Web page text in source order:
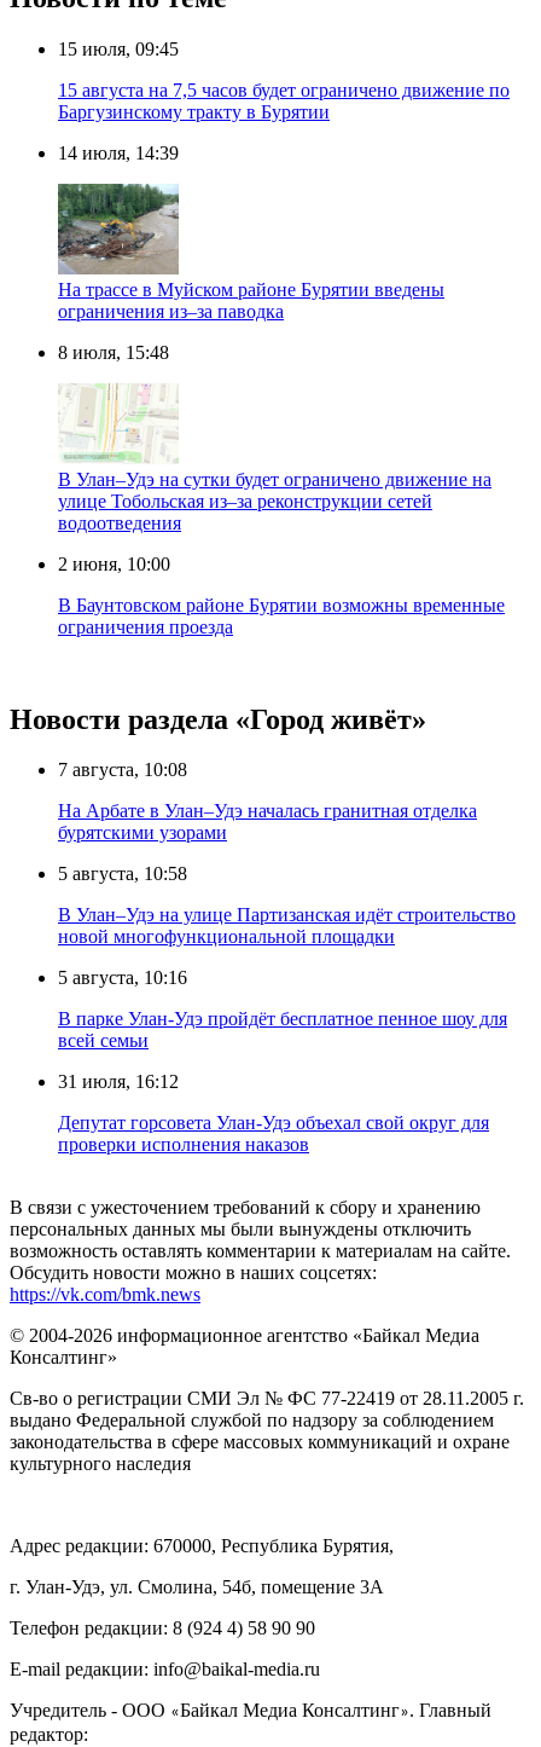
15 июля, 09:45
15 августа на 7,5 часов будет ограничено движение по
Баргузинскому тракту в Бурятии
14 июля, 14:39
️На трассе в Муйском районе Бурятии введены
ограничения из–за паводка
8 июля, 15:48
В Улан–Удэ на сутки будет ограничено движение на
улице Тобольская из–за реконструкции сетей
водоотведения
2 июня, 10:00
В Баунтовском районе Бурятии возможны временные
ограничения проезда
Новости раздела «Город живёт»
7 августа, 10:08
На Арбате в Улан–Удэ началась гранитная отделка
бурятскими узорами
5 августа, 10:58
В Улан–Удэ на улице Партизанская идёт строительство
новой многофункциональной площадки
5 августа, 10:16
В парке Улан-Удэ пройдёт бесплатное пенное шоу для
всей семьи
31 июля, 16:12
Депутат горсовета Улан-Удэ объехал свой округ для
проверки исполнения наказов
В связи с ужесточением требований к сбору и хранению
персональных данных мы были вынуждены отключить
возможность оставлять комментарии к материалам на сайте.
Обсудить новости можно в наших соцсетях:
https://vk.com/bmk.news
© 2004-2026 информационное агентство «Байкал Медиа
Консалтинг»
Св-во о регистрации СМИ Эл № ФС 77-22419 от 28.11.2005 г.
выдано Федеральной службой по надзору за соблюдением
законодательства в сфере массовых коммуникаций и охране
культурного наследия
Адрес редакции: 670000, Республика Бурятия,
г. Улан-Удэ, ул. Смолина, 54б, помещение 3А
Телефон редакции: ‎‎8 (924 4) 58 90 90
E-mail редакции: info@baikal-media.ru
Учредитель - ООО «Байкал Медиа Консалтинг». Главный
редактор: